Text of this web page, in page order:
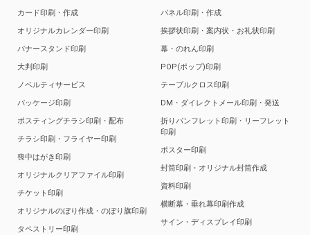
カード印刷・作成
オリジナルカレンダー印刷
バナースタンド印刷
大判印刷
ノベルティサービス
パッケージ印刷
ポスティングチラシ印刷・配布
チラシ印刷・フライヤー印刷
喪中はがき印刷
オリジナルクリアファイル印刷
チケット印刷
オリジナルのぼり作成・のぼり旗印刷
タペストリー印刷
パネル印刷・作成
挨拶状印刷・案内状・お礼状印刷
幕・のれん印刷
POP(ポップ)印刷
テーブルクロス印刷
DM・ダイレクトメール印刷・発送
折りパンフレット印刷・リーフレット
印刷
ポスター印刷
封筒印刷・オリジナル封筒作成
資料印刷
横断幕・垂れ幕印刷作成
サイン・ディスプレイ印刷